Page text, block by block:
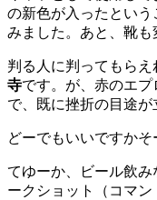
の新色が入ったとい
みました。あと、靴も
判る人に判ってもら
寺です。が、赤のエ
で、既に挫折の目途が
どーでもいいですかそ
てゆーか、ビール飲
ークショット（コマ